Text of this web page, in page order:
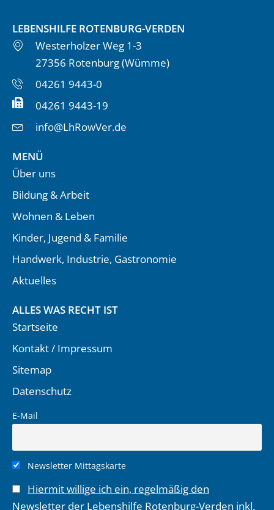
LEBENSHILFE ROTENBURG-VERDEN
Westerholzer Weg 1-3
27356 Rotenburg (Wümme)
04261 9443-0
04261 9443-19
info@LhRowVer.de
MENÜ
Über uns
Bildung & Arbeit
Wohnen & Leben
Kinder, Jugend & Familie
Handwerk, Industrie, Gastronomie
Aktuelles
ALLES WAS RECHT IST
Startseite
Kontakt / Impressum
Sitemap
Datenschutz
E-Mail
Newsletter Mittagskarte
Hiermit willige ich ein, regelmäßig den
Newsletter der Lebenshilfe Rotenburg-Verden inkl.